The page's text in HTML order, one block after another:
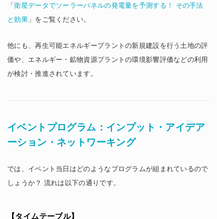
「衛星データでソーラーパネルの発電量を予測する！ その手法
と効果」をご覧ください。
他にも、再生可能エネルギープラントの新規建設を行う土地の評
価や、エネルギー・鉱物資源プラントの環境影響評価などの利用
が検討・推進されています。
イベントプログラム：インプット・アイデア
ーション・ネットワーキング
では、イベント当日はどのようなプログラムが組まれているので
しょうか？ 流れは以下の通りです。
【タイムテーブル】